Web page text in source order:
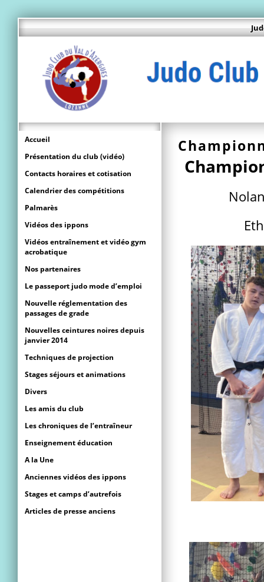
Accueil
Présentation du club (vidéo)
Contacts horaires et cotisation
Calendrier des compétitions
Palmarès
Vidéos des ippons
Vidéos entraînement et vidéo gym
acrobatique
Nos partenaires
Le passeport judo mode d’emploi
Nouvelle réglementation des
passages de grade
Nouvelles ceintures noires depuis
janvier 2014
Techniques de projection
Stages séjours et animations
Divers
Les amis du club
Les chroniques de l’entraîneur
Enseignement éducation
A la Une
Anciennes vidéos des ippons
Stages et camps d’autrefois
Articles de presse anciens